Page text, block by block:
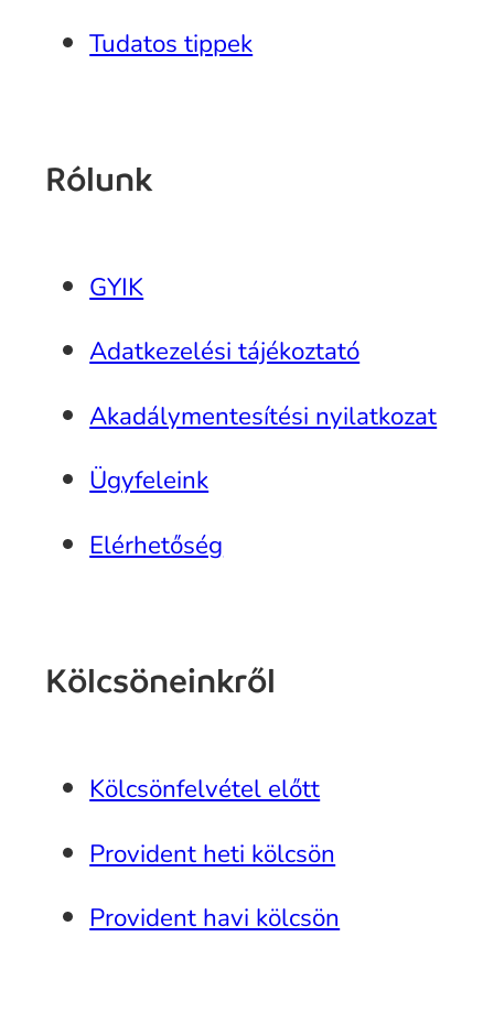
Tudatos tippek
Rólunk
GYIK
Adatkezelési tájékoztató
Akadálymentesítési nyilatkozat
Ügyfeleink
Elérhetőség
Kölcsöneinkről
Kölcsönfelvétel előtt
Provident heti kölcsön
Provident havi kölcsön